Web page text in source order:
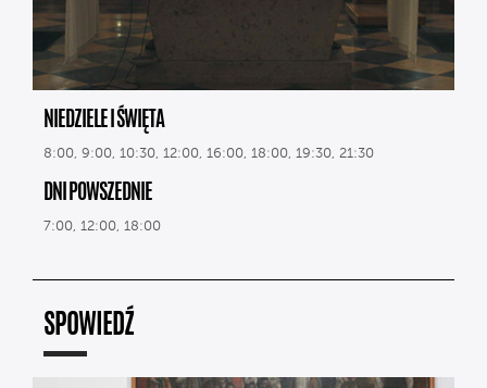
NIEDZIELE I ŚWIĘTA
8:00, 9:00, 10:30, 12:00, 16:00, 18:00, 19:30, 21:30
DNI POWSZEDNIE
7:00, 12:00, 18:00
SPOWIEDŹ